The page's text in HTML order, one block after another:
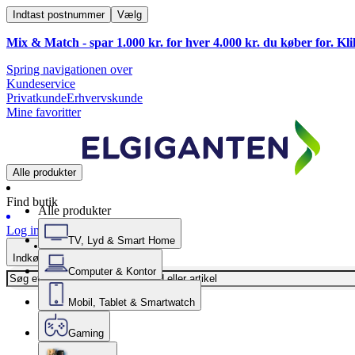
Indtast postnummer Vælg
Mix & Match - spar 1.000 kr. for hver 4.000 kr. du køber for.
Spring navigationen over
Kundeservice
PrivatkundeErhvervskunde
Mine favoritter
Alle produkter
Find butik
Log ind
Indkøbskurv
Alle produkter
TV, Lyd & Smart Home
Computer & Kontor
Mobil, Tablet & Smartwatch
Gaming